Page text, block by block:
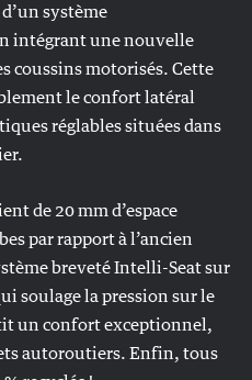
système
intégrant une nouvelle
coussins motorisés. Cette
le confort latéral
réglables situées dans
de 20 mm d’espace
par rapport à l’ancien
breveté Intelli-Seat sur
soulage la pression sur le
un confort exceptionnel,
autoroutiers. Enfin, tous